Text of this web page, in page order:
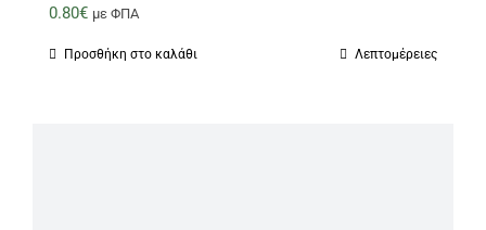
0.80€ με ΦΠΑ
Προσθήκη στο καλάθι Λεπτομέρειες